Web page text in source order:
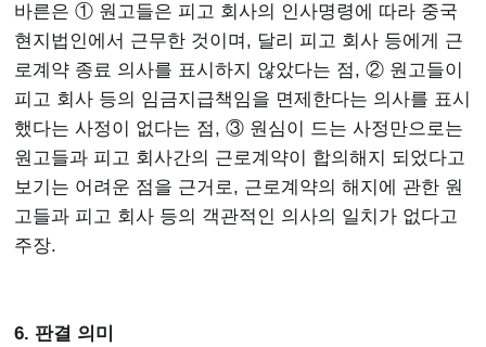
바른은 ① 원고들은 피고 회사의 인사명령에 따라 중국
현지법인에서 근무한 것이며, 달리 피고 회사 등에게 근
로계약 종료 의사를 표시하지 않았다는 점, ② 원고들이
피고 회사 등의 임금지급책임을 면제한다는 의사를 표시
했다는 사정이 없다는 점, ③ 원심이 드는 사정만으로는
원고들과 피고 회사간의 근로계약이 합의해지 되었다고
보기는 어려운 점을 근거로, 근로계약의 해지에 관한 원
고들과 피고 회사 등의 객관적인 의사의 일치가 없다고
주장.
6. 판결 의미